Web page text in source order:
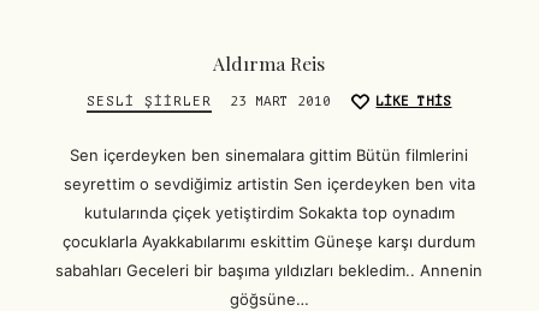
Aldırma Reis
SESLI ŞIIRLER 23 MART 2010 LIKE THIS
Sen içerdeyken ben sinemalara gittim Bütün filmlerini
seyrettim o sevdiğimiz artistin Sen içerdeyken ben vita
kutularında çiçek yetiştirdim Sokakta top oynadım
çocuklarla Ayakkabılarımı eskittim Güneşe karşı durdum
sabahları Geceleri bir başıma yıldızları bekledim.. Annenin
göğsüne…